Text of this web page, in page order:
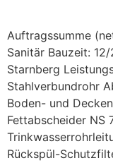
Auftragssumme
Sanitär Bauzeit:
Starnberg
Stahlverbundrohr
Boden- und
Fettabscheider NS
Rückspül-